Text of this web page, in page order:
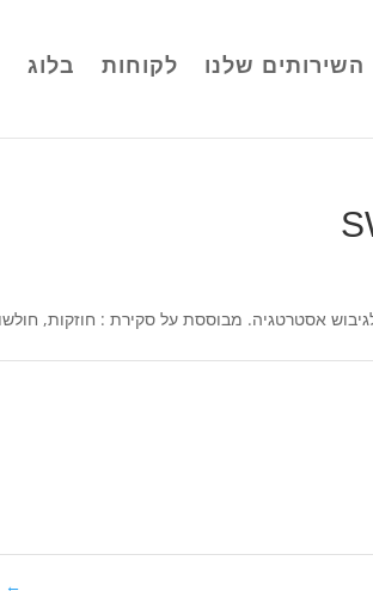
השירותים שלנו לקוחות בלוג
אסטרטגיה. מבוססת על סקירת : חוזקות,
←